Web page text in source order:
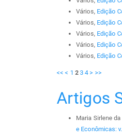
Vários, Edição
Vários, Edição
Vários, Edição
Vários, Edição
Vários, Edição
<< < 1 2 3 4 > >>
Artigos
Maria Sirlene
e Econômicas: